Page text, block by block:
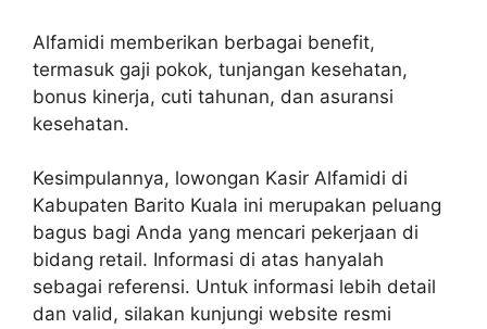
Alfamidi memberikan berbagai benefit,
termasuk gaji pokok, tunjangan kesehatan,
bonus kinerja, cuti tahunan, dan asuransi
kesehatan.
Kesimpulannya, lowongan Kasir Alfamidi di
Kabupaten Barito Kuala ini merupakan peluang
bagus bagi Anda yang mencari pekerjaan di
bidang retail. Informasi di atas hanyalah
sebagai referensi. Untuk informasi lebih detail
dan valid, silakan kunjungi website resmi